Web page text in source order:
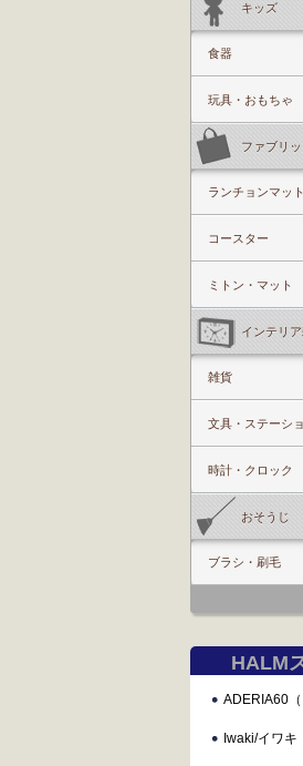
キッズ
食器
玩具・おもちゃ
ファブリッ
ランチョンマット
コースター
ミトン・マット
インテリ
雑貨
文具・ステーシ
時計・クロック
おそうじ
ブラシ・刷毛
HALM
ADERIA60（
Iwaki/イワキ